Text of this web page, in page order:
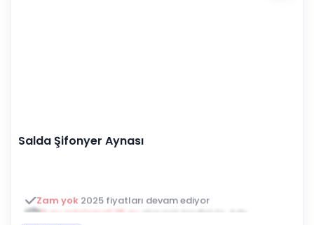
Salda Şifonyer Aynası
3 ay ertelemeli 18 ayalışveriş kredisiyle öde